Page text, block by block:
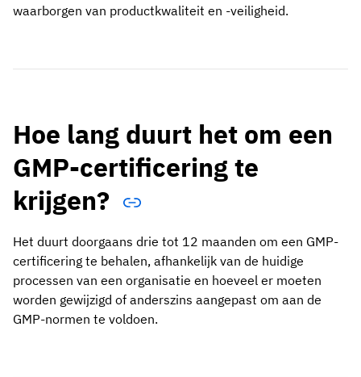
waarborgen van productkwaliteit en -veiligheid.
Hoe lang duurt het om een
GMP-certificering te
krijgen?
Het duurt doorgaans drie tot 12 maanden om een GMP-
certificering te behalen, afhankelijk van de huidige
processen van een organisatie en hoeveel er moeten
worden gewijzigd of anderszins aangepast om aan de
GMP-normen te voldoen.